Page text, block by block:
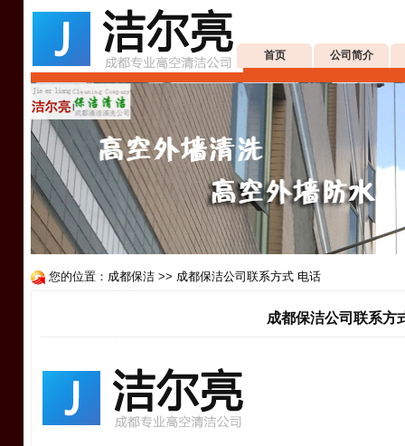
首页 公司简介
您的位置： 成都保洁 >> 成都保洁公司联系方式 电话
成都保洁公司联系方